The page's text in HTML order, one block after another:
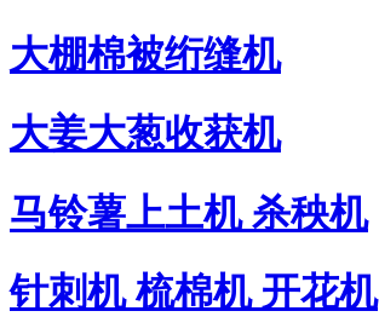
大棚棉被绗缝机
大姜大葱收获机
马铃薯上土机 杀秧机
针刺机 梳棉机 开花机